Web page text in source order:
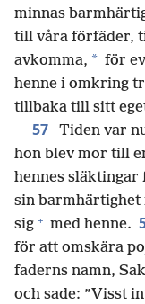
minnas
till våra förfäder,
avkomma, * för
henne i omkring
tillbaka till sitt
57
Tiden var
hon blev mor till
hennes
sin barmhärtighet
sig + med henne.
för att omskära
faderns namn,
och sade: ”Visst